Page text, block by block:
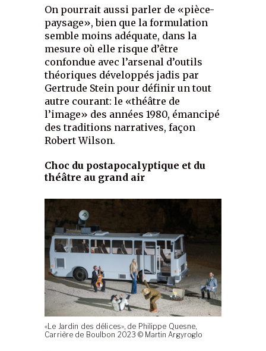
On pourrait aussi parler de «pièce-
paysage», bien que la formulation
semble moins adéquate, dans la
mesure où elle risque d’être
confondue avec l’arsenal d’outils
théoriques développés jadis par
Gertrude Stein pour définir un tout
autre courant: le «théâtre de
l’image» des années 1980, émancipé
des traditions narratives, façon
Robert Wilson.
Choc du postapocalyptique et du
théâtre au grand air
«Le Jardin des délices», de Philippe Quesne,
Carrière de Boulbon 2023 © Martin Argyroglo